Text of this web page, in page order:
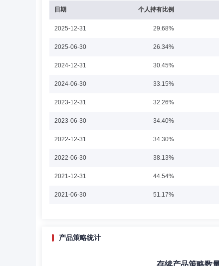
副行长、资深销售总监；2019年12月加盟东方基金，曾任
资主办、固定收益投资总监、公司总助职位。2019年9
学历：硕士 任职日期
日期 个人持有比例
2025-12-31 29.68%
2025-06-30 26.34%
2024-12-31 30.45%
2024-06-30 33.15%
2023-12-31 32.26%
2023-06-30 34.40%
2022-12-31 34.30%
2022-06-30 38.13%
2021-12-31 44.54%
2021-06-30 51.17%
产品策略统计
存续产品策略数